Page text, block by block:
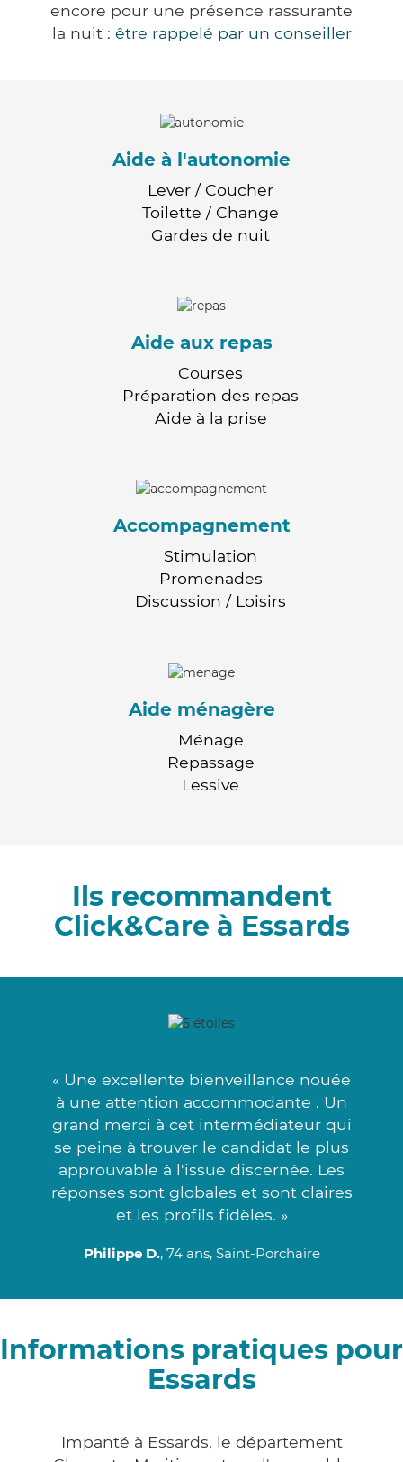
encore pour une présence rassurante
la nuit : être rappelé par un conseiller
Aide à l'autonomie
Lever / Coucher
Toilette / Change
Gardes de nuit
Aide aux repas
Courses
Préparation des repas
Aide à la prise
Accompagnement
Stimulation
Promenades
Discussion / Loisirs
Aide ménagère
Ménage
Repassage
Lessive
Ils recommandent
Click&Care à Essards
« Une excellente bienveillance nouée
à une attention accommodante . Un
grand merci à cet intermédiateur qui
se peine à trouver le candidat le plus
approuvable à l'issue discernée. Les
réponses sont globales et sont claires
et les profils fidèles. »
Philippe D., 74 ans, Saint-Porchaire
Informations pratiques pour
Essards
Impanté à Essards, le département